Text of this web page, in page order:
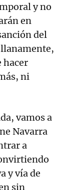
y no
en
del
hacer
ni
vamos a
Navarra
a
y vía de
sin